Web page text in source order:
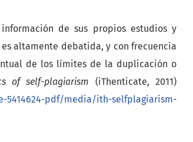
de sus propios estudios y
altamente debatida, y con frecuencia
de los límites de la duplicación o
of self-plagiarism (iThenticate, 2011)
5414624-pdf/media/ith-selfplagiarism-